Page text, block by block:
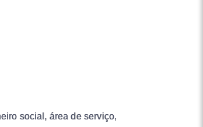
social, área de serviço,